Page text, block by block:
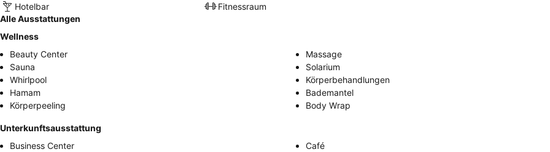
Hotelbar
Fitnessraum
Alle Ausstattungen
Wellness
Beauty Center
Massage
Sauna
Solarium
Whirlpool
Körperbehandlungen
Hamam
Bademantel
Körperpeeling
Body Wrap
Unterkunftsausstattung
Business Center
Café